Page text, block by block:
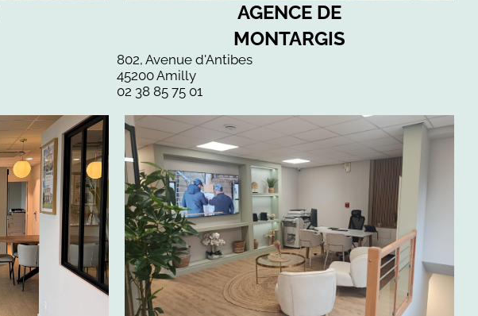
AGENCE DE
MONTARGIS
802, Avenue d'Antibes
45200 Amilly
02 38 85 75 01